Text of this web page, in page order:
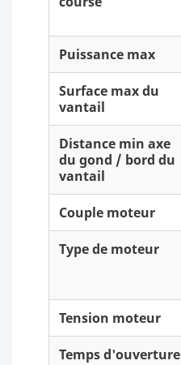
Puissance max
Surface max du
vantail
Distance min axe
du gond / bord du
vantail
Couple moteur
Type de moteur
Tension moteur
Temps d'ouverture